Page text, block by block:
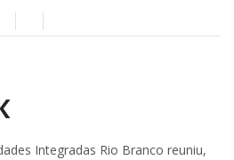
Integradas Rio Branco reuniu,